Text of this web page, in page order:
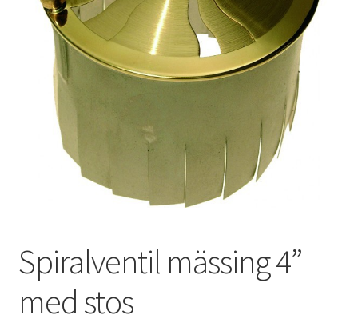
Skorstenssnurra
Skorstensspjäll
Tillbehör
Spiralventil mässing 4”
med stos